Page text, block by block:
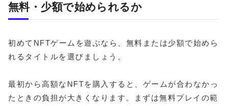
無料・少額で始められるか
初めてNFTゲームを遊ぶなら、無料または少額で始めら
れるタイトルを選びましょう。
最初から高額なNFTを購入すると、ゲームが合わなかっ
たときの負担が大きくなります。まずは無料プレイの範